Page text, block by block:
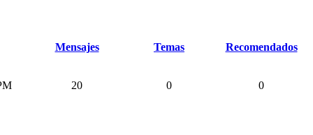
Mensajes Temas
Recomendados
20 0 0